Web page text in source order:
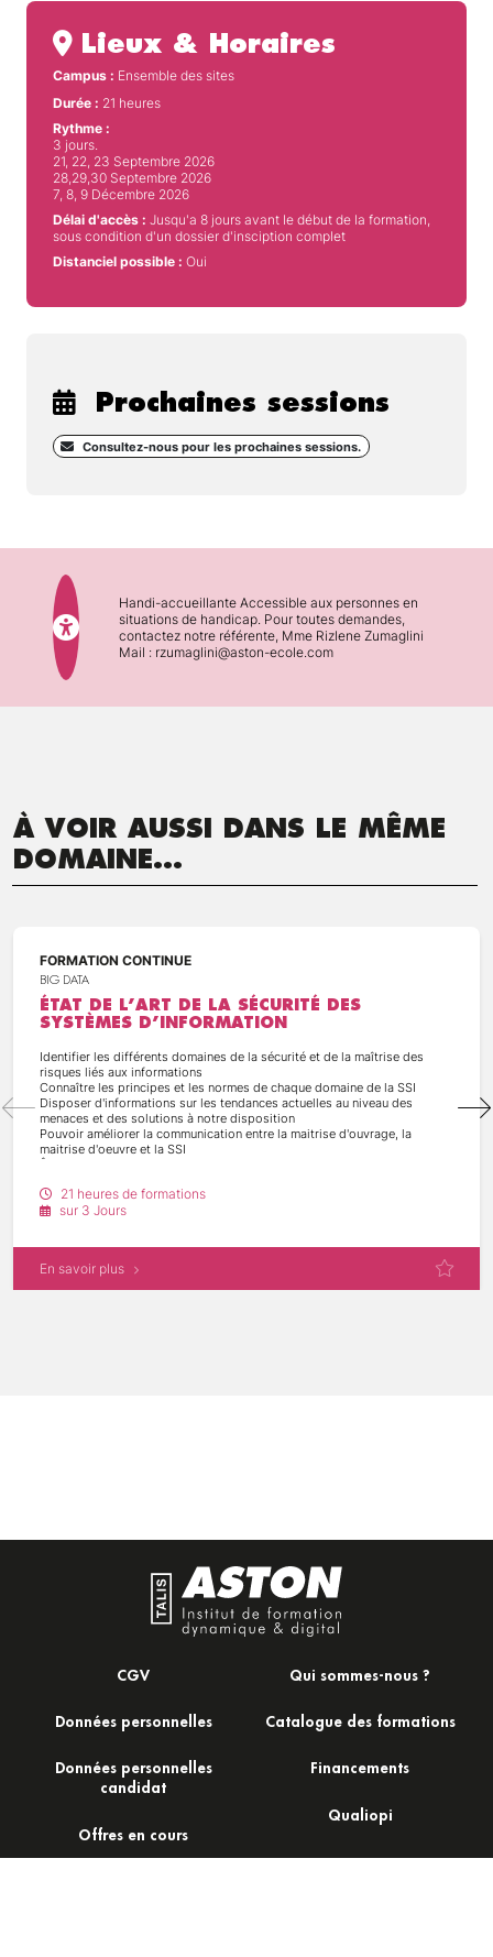
Lieux & Horaires
Campus : Ensemble des sites
Durée : 21 heures
Rythme :
3 jours.
21, 22, 23 Septembre 2026
28,29,30 Septembre 2026
7, 8, 9 Décembre 2026
Délai d'accès : Jusqu'a 8 jours avant le début de la formation,
sous condition d'un dossier d'insciption complet
Distanciel possible : Oui
Prochaines sessions
Consultez-nous pour les prochaines sessions.
Handi-accueillante Accessible aux personnes en
situations de handicap. Pour toutes demandes,
contactez notre référente, Mme Rizlene Zumaglini
Mail : rzumaglini@aston-ecole.com
À VOIR AUSSI DANS LE MÊME
DOMAINE...
FORMATION CONTINUE
BIG DATA
ÉTAT DE L’ART DE LA SÉCURITÉ DES
SYSTÈMES D’INFORMATION
Identifier les différents domaines de la sécurité et de la maîtrise des
risques liés aux informations
Connaître les principes et les normes de chaque domaine de la SSI
Disposer d'informations sur les tendances actuelles au niveau des
menaces et des solutions à notre disposition
Pouvoir améliorer la communication entre la maitrise d'ouvrage, la
maitrise d'oeuvre et la SSI
Être en mesure d'effectuer des choix techniques
21 heures de formations
sur 3 Jours
En savoir plus
CGV
Données personnelles
Données personnelles
candidat
Offres en cours
Qui sommes-nous ?
Catalogue des formations
Financements
Qualiopi